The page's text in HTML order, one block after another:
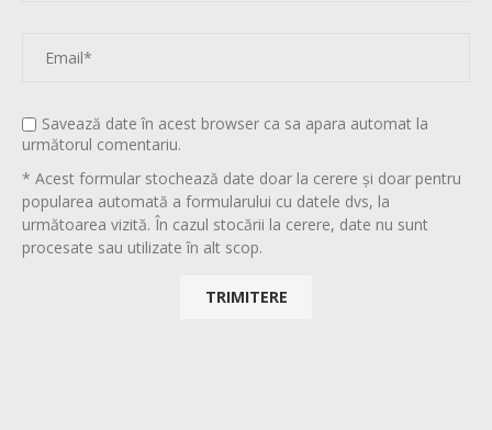
Savează date în acest browser ca sa apara automat la
următorul comentariu.
* Acest formular stochează date doar la cerere și doar pentru
popularea automată a formularului cu datele dvs, la
următoarea vizită. În cazul stocării la cerere, date nu sunt
procesate sau utilizate în alt scop.